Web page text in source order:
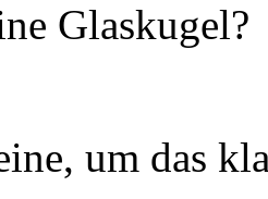
Glaskugel?
um das